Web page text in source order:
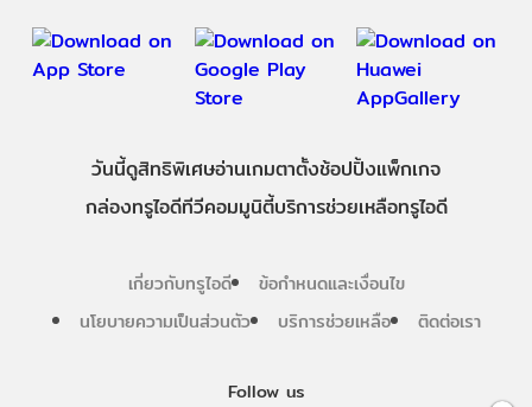
Follow us
วันนี้ดูสิทธิพิเศษอ่านเกมตาตั้งช้อปปิ้งแพ็กเกจ
กล่องทรูไอดีทีวีคอมมูนิตี้บริการช่วยเหลือทรูไอดี
เกี่ยวกับทรูไอดี
ข้อกำหนดและเงื่อนไข
นโยบายความเป็นส่วนตัว
บริการช่วยเหลือ ติดต่อเรา